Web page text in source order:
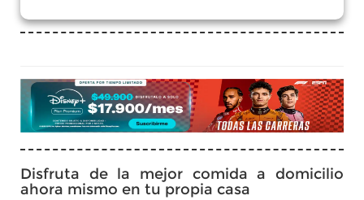
Disfruta de la mejor comida a domicilio
ahora mismo en tu propia casa